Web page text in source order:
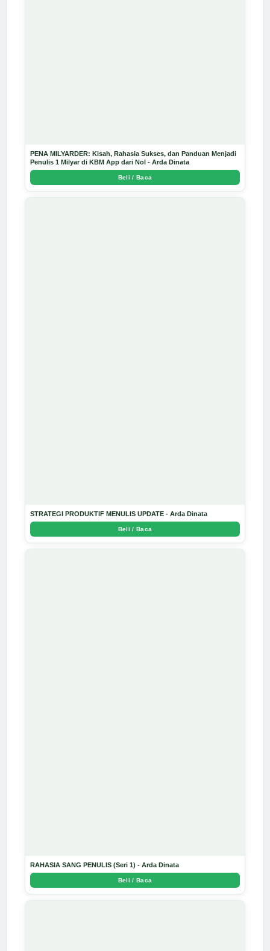
PENA MILYARDER: Kisah, Rahasia Sukses, dan Panduan Menjadi
Penulis 1 Milyar di KBM App dari Nol - Arda Dinata
Beli / Baca
STRATEGI PRODUKTIF MENULIS UPDATE - Arda Dinata
Beli / Baca
RAHASIA SANG PENULIS (Seri 1) - Arda Dinata
Beli / Baca